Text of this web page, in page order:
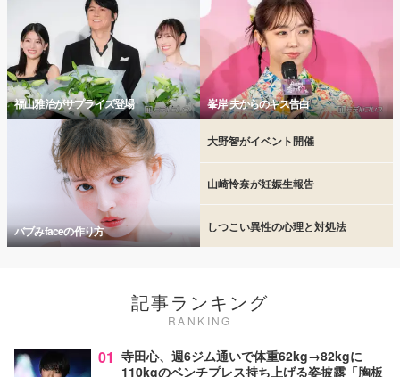
福山雅治がサプライズ登場 峯岸 夫からのキス告白
バブみfaceの作り方
大野智がイベント開催
山崎怜奈が妊娠生報告
しつこい異性の心理と対処法
記事ランキング
RANKING
01 寺田心、週6ジム通いで体重62kg→82kgに
110kgのベンチプレス持ち上げる姿披露「胸板